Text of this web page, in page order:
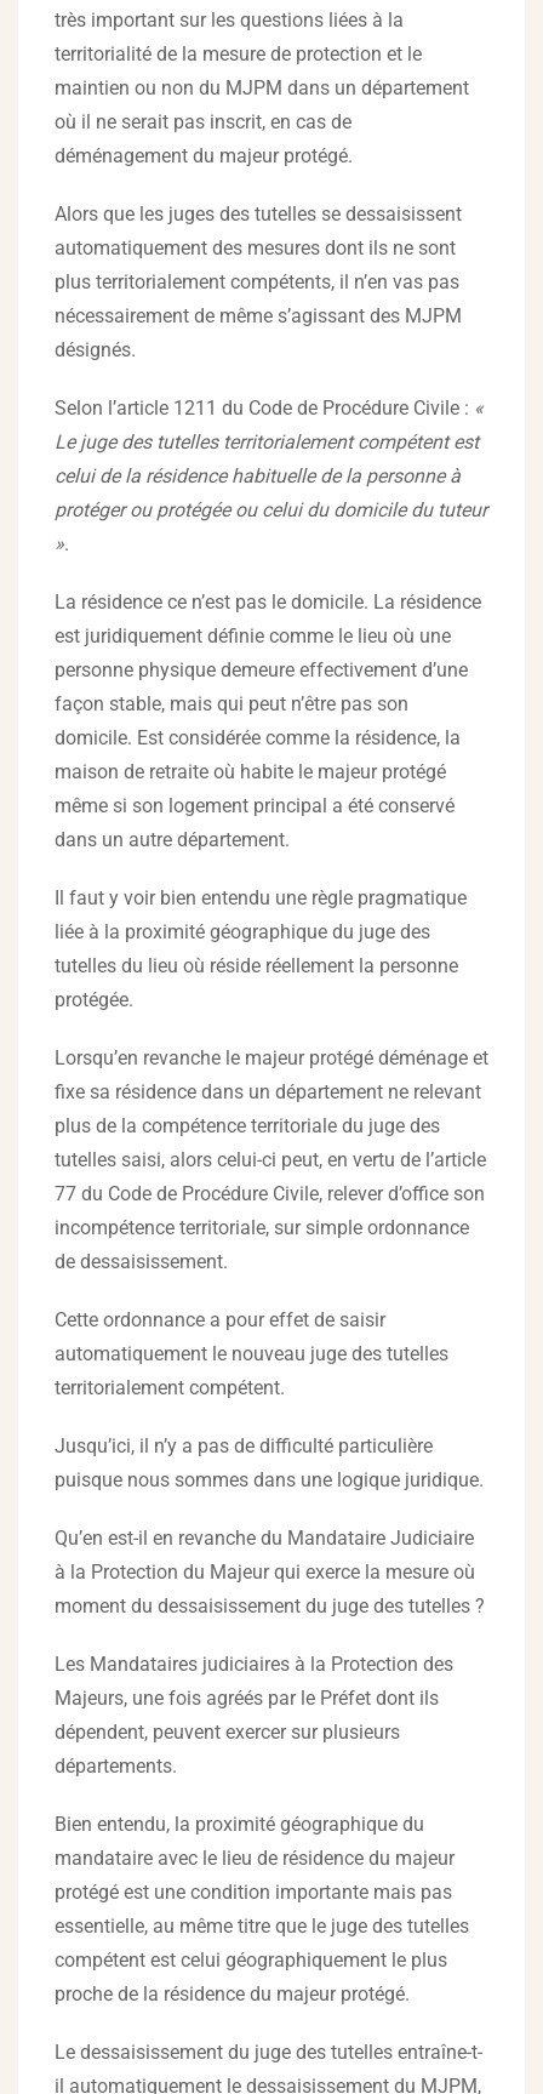
très important sur les questions liées à la
territorialité de la mesure de protection et le
maintien ou non du MJPM dans un département
où il ne serait pas inscrit, en cas de
déménagement du majeur protégé.
Alors que les juges des tutelles se dessaisissent
automatiquement des mesures dont ils ne sont
plus territorialement compétents, il n’en vas pas
nécessairement de même s’agissant des MJPM
désignés.
Selon l’article 1211 du Code de Procédure Civile : «
Le juge des tutelles territorialement compétent est
celui de la résidence habituelle de la personne à
protéger ou protégée ou celui du domicile du tuteur
».
La résidence ce n’est pas le domicile. La résidence
est juridiquement définie comme le lieu où une
personne physique demeure effectivement d’une
façon stable, mais qui peut n’être pas son
domicile. Est considérée comme la résidence, la
maison de retraite où habite le majeur protégé
même si son logement principal a été conservé
dans un autre département.
Il faut y voir bien entendu une règle pragmatique
liée à la proximité géographique du juge des
tutelles du lieu où réside réellement la personne
protégée.
Lorsqu’en revanche le majeur protégé déménage et
fixe sa résidence dans un département ne relevant
plus de la compétence territoriale du juge des
tutelles saisi, alors celui-ci peut, en vertu de l’article
77 du Code de Procédure Civile, relever d’office son
incompétence territoriale, sur simple ordonnance
de dessaisissement.
Cette ordonnance a pour effet de saisir
automatiquement le nouveau juge des tutelles
territorialement compétent.
Jusqu’ici, il n’y a pas de difficulté particulière
puisque nous sommes dans une logique juridique.
Qu’en est-il en revanche du Mandataire Judiciaire
à la Protection du Majeur qui exerce la mesure où
moment du dessaisissement du juge des tutelles ?
Les Mandataires judiciaires à la Protection des
Majeurs, une fois agréés par le Préfet dont ils
dépendent, peuvent exercer sur plusieurs
départements.
Bien entendu, la proximité géographique du
mandataire avec le lieu de résidence du majeur
protégé est une condition importante mais pas
essentielle, au même titre que le juge des tutelles
compétent est celui géographiquement le plus
proche de la résidence du majeur protégé.
Le dessaisissement du juge des tutelles entraîne-t-
il automatiquement le dessaisissement du MJPM,